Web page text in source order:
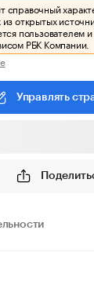
справочный
открытых
пользователем
РБК Компании.
Управлять